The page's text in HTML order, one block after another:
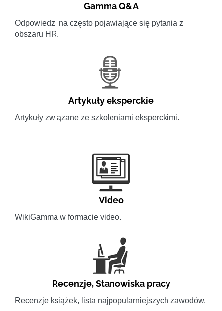
Gamma Q&A
Odpowiedzi na często pojawiające się pytania z
obszaru HR.
Artykuły eksperckie
Artykuły związane ze szkoleniami eksperckimi.
Video
WikiGamma w formacie video.
Recenzje,Stanowiska pracy
Recenzje książek, lista najpopularniejszych zawodów.